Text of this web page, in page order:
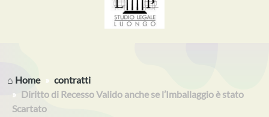
⌂ Home
contratti
Diritto di Recesso Valido anche se l’Imballaggio è stato
Scartato